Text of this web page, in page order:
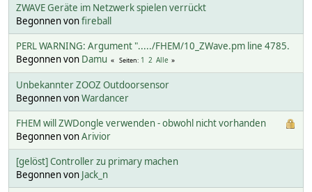
ZWAVE Geräte im Netzwerk spielen verrückt
Begonnen vonfireball
PERL WARNING: Argument "...../FHEM/10_ZWave.pm line 4785.
Begonnen von Damu Seiten 1 2 Alle
Unbekannter ZOOZ Outdoorsensor
Begonnen vonWardancer
FHEM will ZWDongle verwenden - obwohl nicht vorhanden
Begonnen vonArivior
[gelöst] Controller zu primary machen
Begonnen von Jack_n